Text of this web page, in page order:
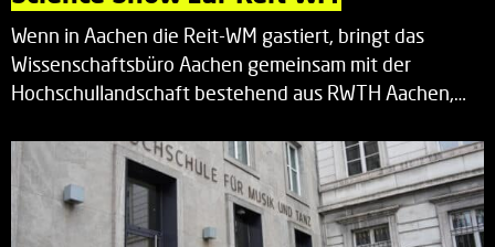
Wenn in Aachen die Reit-WM gastiert, bringt das
Wissenschaftsbüro Aachen gemeinsam mit der
Hochschullandschaft bestehend aus RWTH Aachen,…